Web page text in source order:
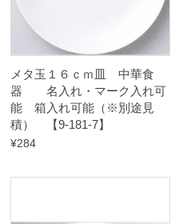
メタ玉１６ｃｍ皿 中華食
器 名入れ・マーク入れ可
能 箱入れ可能（※別途見
積） 【9-181-7】
¥284